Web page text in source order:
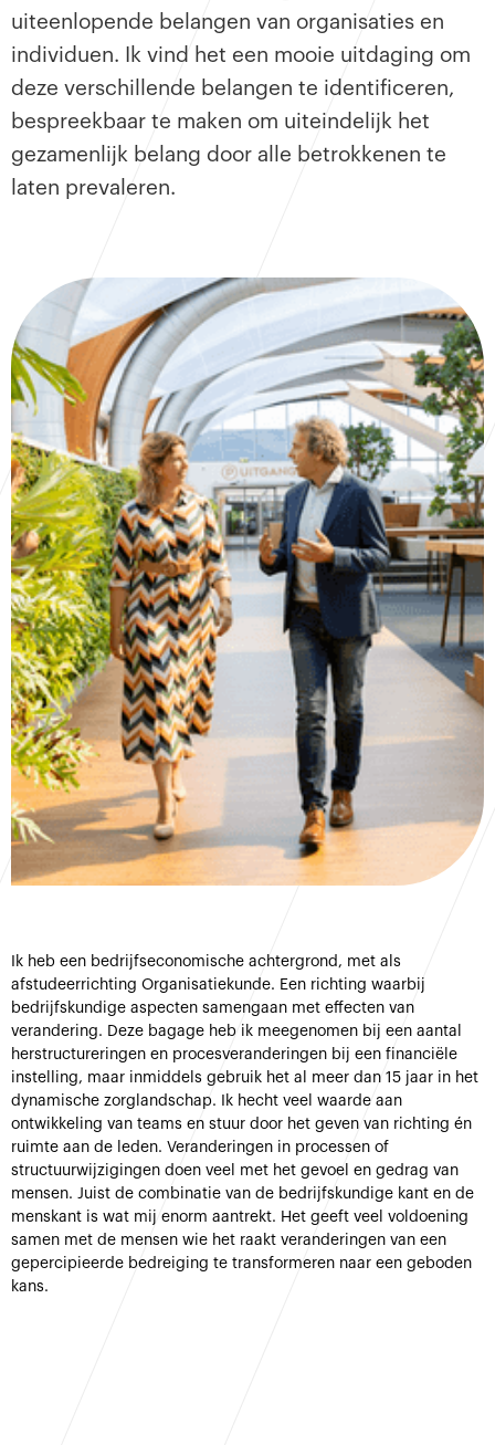
uiteenlopende belangen van organisaties en
individuen. Ik vind het een mooie uitdaging om
deze verschillende belangen te identificeren,
bespreekbaar te maken om uiteindelijk het
gezamenlijk belang door alle betrokkenen te
laten prevaleren.
Ik heb een bedrijfseconomische achtergrond, met als
afstudeerrichting Organisatiekunde. Een richting waarbij
bedrijfskundige aspecten samengaan met effecten van
verandering. Deze bagage heb ik meegenomen bij een aantal
herstructureringen en procesveranderingen bij een financiële
instelling, maar inmiddels gebruik het al meer dan 15 jaar in het
dynamische zorglandschap. Ik hecht veel waarde aan
ontwikkeling van teams en stuur door het geven van richting én
ruimte aan de leden. Veranderingen in processen of
structuurwijzigingen doen veel met het gevoel en gedrag van
mensen. Juist de combinatie van de bedrijfskundige kant en de
menskant is wat mij enorm aantrekt. Het geeft veel voldoening
samen met de mensen wie het raakt veranderingen van een
gepercipieerde bedreiging te transformeren naar een geboden
kans.